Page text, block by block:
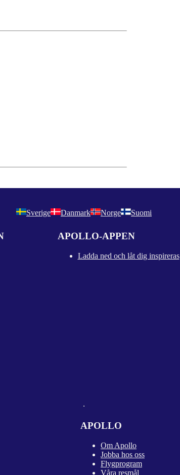
Sverige Danmark Norge Suomi
APOLLO-APPEN
Ladda ned och låt dig inspireras
APOLLO
Om Apollo
Jobba hos oss
Flygprogram
Våra resmål